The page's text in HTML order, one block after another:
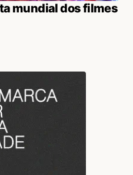
mundial dos filmes